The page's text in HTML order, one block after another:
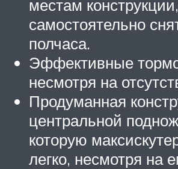
местам
самостоятельно
полчаса.
Эффективные
несмотря на
Продуманная
центральной
которую
легко, несмотря на